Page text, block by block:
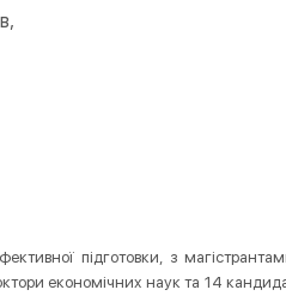
підготовки, з
економічних наук та 14